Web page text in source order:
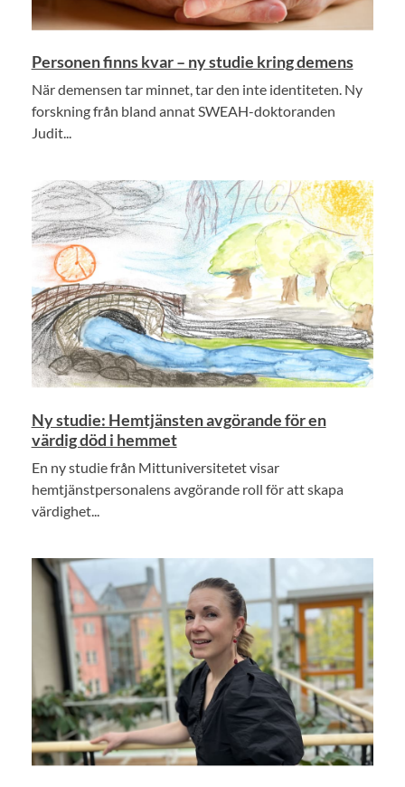
Personen finns kvar – ny studie kring demens
När demensen tar minnet, tar den inte identiteten. Ny
forskning från bland annat SWEAH-doktoranden
Judit...
Ny studie: Hemtjänsten avgörande för en
värdig död i hemmet
En ny studie från Mittuniversitetet visar
hemtjänstpersonalens avgörande roll för att skapa
värdighet...